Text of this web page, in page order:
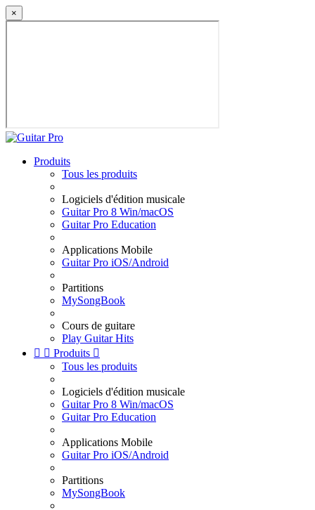
×
Produits
Tous les produits
Logiciels d'édition musicale
Guitar Pro 8 Win/macOS
Guitar Pro Education
Applications Mobile
Guitar Pro iOS/Android
Partitions
MySongBook
Cours de guitare
Play Guitar Hits
  Produits 
Tous les produits
Logiciels d'édition musicale
Guitar Pro 8 Win/macOS
Guitar Pro Education
Applications Mobile
Guitar Pro iOS/Android
Partitions
MySongBook